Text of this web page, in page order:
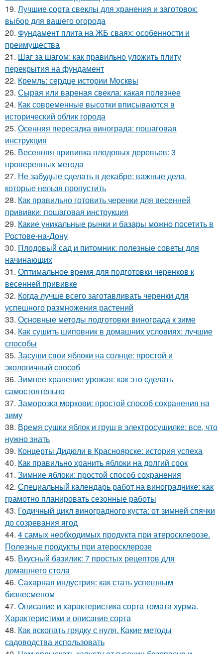
19. Лучшие сорта свеклы для хранения и заготовок:
выбор для вашего огорода
20. Фундамент плита на ЖБ сваях: особенности и
преимущества
21. Шаг за шагом: как правильно уложить плиту
перекрытия на фундамент
22. Кремль: сердце истории Москвы
23. Сырая или вареная свекла: какая полезнее
24. Как современные высотки вписываются в
исторический облик города
25. Осенняя пересадка винограда: пошаговая
инструкция
26. Весенняя прививка плодовых деревьев: 3
проверенных метода
27. Не забудьте сделать в декабре: важные дела,
которые нельзя пропустить
28. Как правильно готовить черенки для весенней
прививки: пошаговая инструкция
29. Какие уникальные рынки и базары можно посетить в
Ростове-на-Дону
30. Плодовый сад и питомник: полезные советы для
начинающих
31. Оптимальное время для подготовки черенков к
весенней прививке
32. Когда лучше всего заготавливать черенки для
успешного размножения растений
33. Основные методы подготовки винограда к зиме
34. Как сушить шиповник в домашних условиях: лучшие
способы
35. Засуши свои яблоки на солнце: простой и
экологичный способ
36. Зимнее хранение урожая: как это сделать
самостоятельно
37. Заморозка моркови: простой способ сохранения на
зиму
38. Время сушки яблок и груш в электросушилке: все, что
нужно знать
39. Концерты Дидюли в Красноярске: история успеха
40. Как правильно хранить яблоки на долгий срок
41. Зимние яблоки: простой способ сохранения
42. Специальный календарь работ на винограднике: как
грамотно планировать сезонные работы
43. Годичный цикл виноградного куста: от зимней спячки
до созревания ягод
44. 4 самых необходимых продукта при атеросклерозе.
Полезные продукты при атеросклерозе
45. Вкусный базилик: 7 простых рецептов для
домашнего стола
46. Сахарная индустрия: как стать успешным
бизнесменом
47. Описание и характеристика сорта томата хурма.
Характеристики и описание сорта
48. Как вскопать грядку с нуля. Какие методы
садоводства использовать